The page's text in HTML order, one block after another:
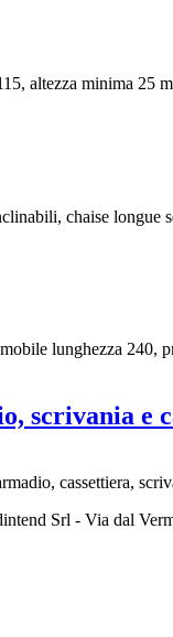
altezza minima 25
chaise longue
lunghezza 240,
scrivania e
cassettiera,
Srl - Via dal